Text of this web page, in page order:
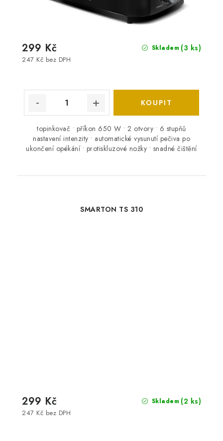
Skladem (3 ks)
247 Kč bez DPH
299 Kč
topinkovač • příkon 650 W • 2 otvory • 6 stupňů
nastavení intenzity • automatické vysunutí pečiva po
ukončení opékání • protiskluzové nožky • snadné čištění
SMARTON TS 310
Skladem (2 ks)
247 Kč bez DPH
299 Kč